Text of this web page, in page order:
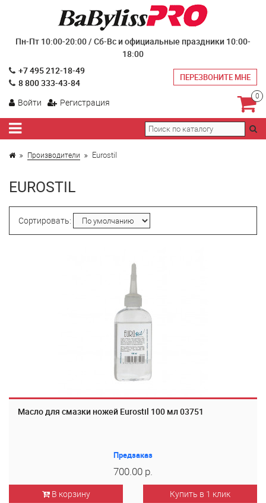
Пн-Пт 10:00-20:00 / Сб-Вс и официальные праздники 10:00-
18:00
+7 495 212-18-49
8 800 333-43-84
ПЕРЕЗВОНИТЕ МНЕ
Войти Регистрация
0
Производители Eurostil
EUROSTIL
Сортировать:
Масло для смазки ножей Eurostil 100 мл 03751
Предзаказ
700.00 р.
В корзину Купить в 1 клик